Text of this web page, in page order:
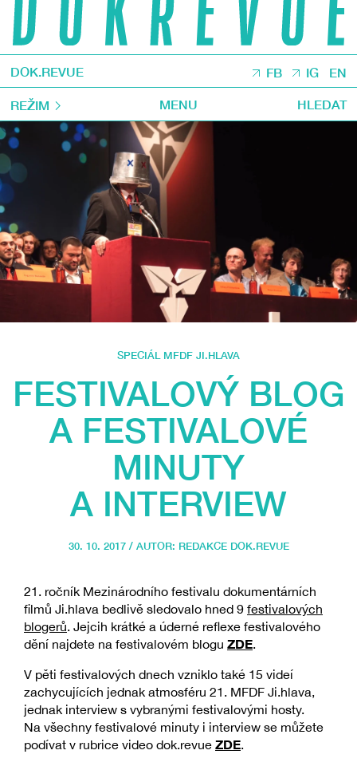
DOK.REVUE FB IG EN
REŽIM MENU HLEDAT
SPECIÁL MFDF JI.HLAVA
FESTIVALOVÝ BLOG
A FESTIVALOVÉ
MINUTY
A INTERVIEW
30. 10. 2017 / AUTOR: REDAKCE DOK.REVUE
21. ročník Mezinárodního festivalu dokumentárních
filmů Ji.hlava bedlivě sledovalo hned 9 festivalových
blogerů. Jejcih krátké a úderné reflexe festivalového
dění najdete na festivalovém blogu ZDE.
V pěti festivalových dnech vzniklo také 15 videí
zachycujících jednak atmosféru 21. MFDF Ji.hlava,
jednak interview s vybranými festivalovými hosty.
Na všechny festivalové minuty i interview se můžete
podívat v rubrice video dok.revue ZDE.